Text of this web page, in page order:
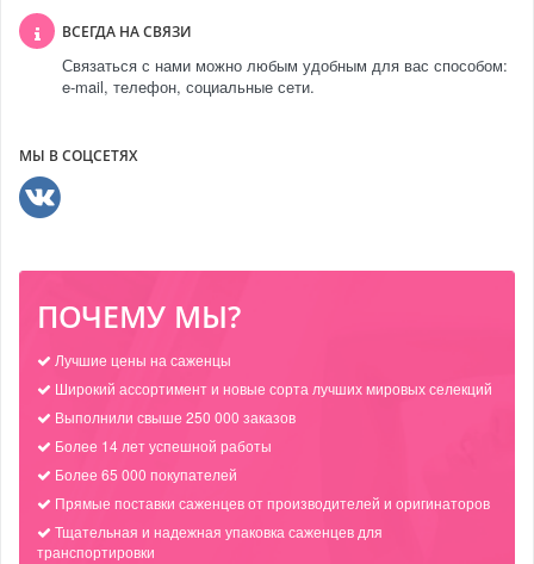
ВСЕГДА НА СВЯЗИ
Связаться с нами можно любым удобным для вас способом:
e-mail, телефон, социальные сети.
МЫ В СОЦСЕТЯХ
ПОЧЕМУ МЫ?
Лучшие цены на саженцы
Широкий ассортимент и новые сорта лучших мировых селекций
Выполнили свыше 250 000 заказов
Более 14 лет успешной работы
Более 65 000 покупателей
Прямые поставки саженцев от производителей и оригинаторов
Тщательная и надежная упаковка саженцев для
транспортировки